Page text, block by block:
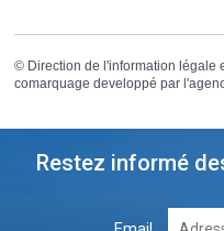
© Direction de l'information légale
comarquage developpé par l'
Restez informé